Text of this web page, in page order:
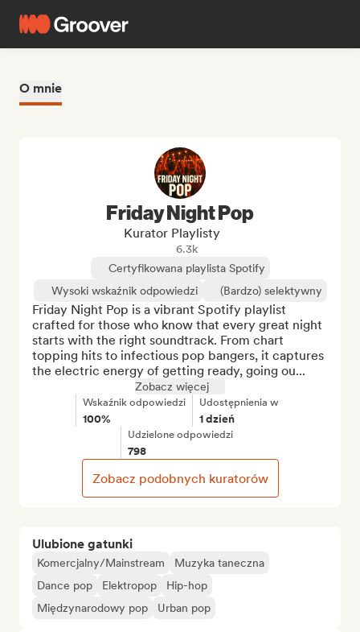
O mnie
Ulubione gatunki
Komercjalny/Mainstream
Muzyka taneczna
Dance pop
Elektropop
Hip-hop
Międzynarodowy pop
Urban pop
Friday Night Pop
Kurator Playlisty
6.3k
Certyfikowana playlista Spotify
Wysoki wskaźnik odpowiedzi
(Bardzo) selektywny
Friday Night Pop is a vibrant Spotify playlist
crafted for those who know that every great night
starts with the right soundtrack. From chart
topping hits to infectious pop bangers, it captures
the electric energy of getting ready, going ou...
Zobacz więcej
Wskaźnik odpowiedzi
100%
Udostępnienia w
1 dzień
Udzielone odpowiedzi
798
Zobacz podobnych kuratorów